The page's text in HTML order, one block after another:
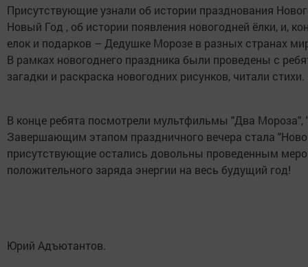
Присутствующие узнали об истории празднования
Новый Год , об истории появления новогодней ёлки, и,
елок и подарков – Дедушке Морозе в разных странах
В рамках новогоднего праздника были проведены с
загадки и раскраска новогодних рисунков, читали стихи.
В конце ребята посмотрели мультфильмы "Два Мороза",
Завершающим этапом праздничного вечера стала
присутствующие остались довольны проведенным
положительного заряда энергии на весь будущий год!
Юрий Адъютантов.